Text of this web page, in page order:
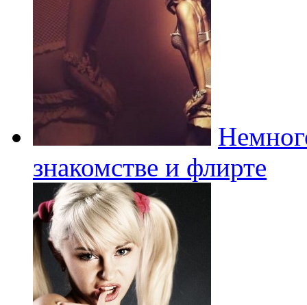
знакомстве и флирте